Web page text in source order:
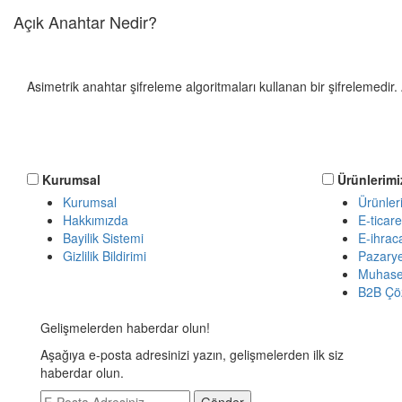
Açık Anahtar Nedir?
Asimetrik anahtar şifreleme algoritmaları kullanan bir
Kurumsal
Kurumsal
Hakkımızda
Bayilik Sistemi
Gizlilik Bildirimi
E-
E-
B2B
Gelişmelerden haberdar olun!
Aşağıya e-posta adresinizi yazın, gelişmelerden ilk siz
haberdar olun.